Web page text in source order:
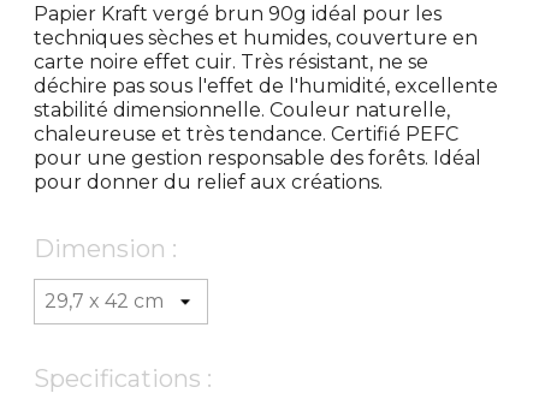
Papier Kraft vergé brun 90g idéal pour les
techniques sèches et humides, couverture en
carte noire effet cuir. Très résistant, ne se
déchire pas sous l'effet de l'humidité, excellente
stabilité dimensionnelle. Couleur naturelle,
chaleureuse et très tendance. Certifié PEFC
pour une gestion responsable des forêts. Idéal
pour donner du relief aux créations.
Dimension :
Specifications :